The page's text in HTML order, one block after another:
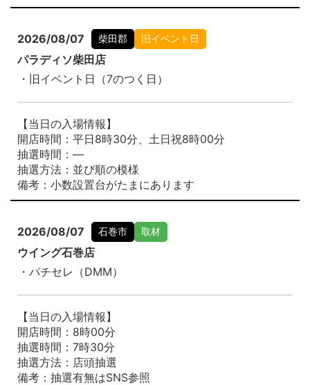
2026/08/07 柴田郡 旧イベント日
パラディソ柴田店
・旧イベント日（7のつく日）
【当日の入場情報】
開店時間：平日8時30分、土日祝8時00分
抽選時間：―
抽選方法：並び順の模様
備考：小数設置台がたまにあります
2026/08/07 石巻市 取材
ウイング石巻店
・パチセレ（DMM）
【当日の入場情報】
開店時間：8時00分
抽選時間：7時30分
抽選方法：店頭抽選
備考：抽選有無はSNS参照